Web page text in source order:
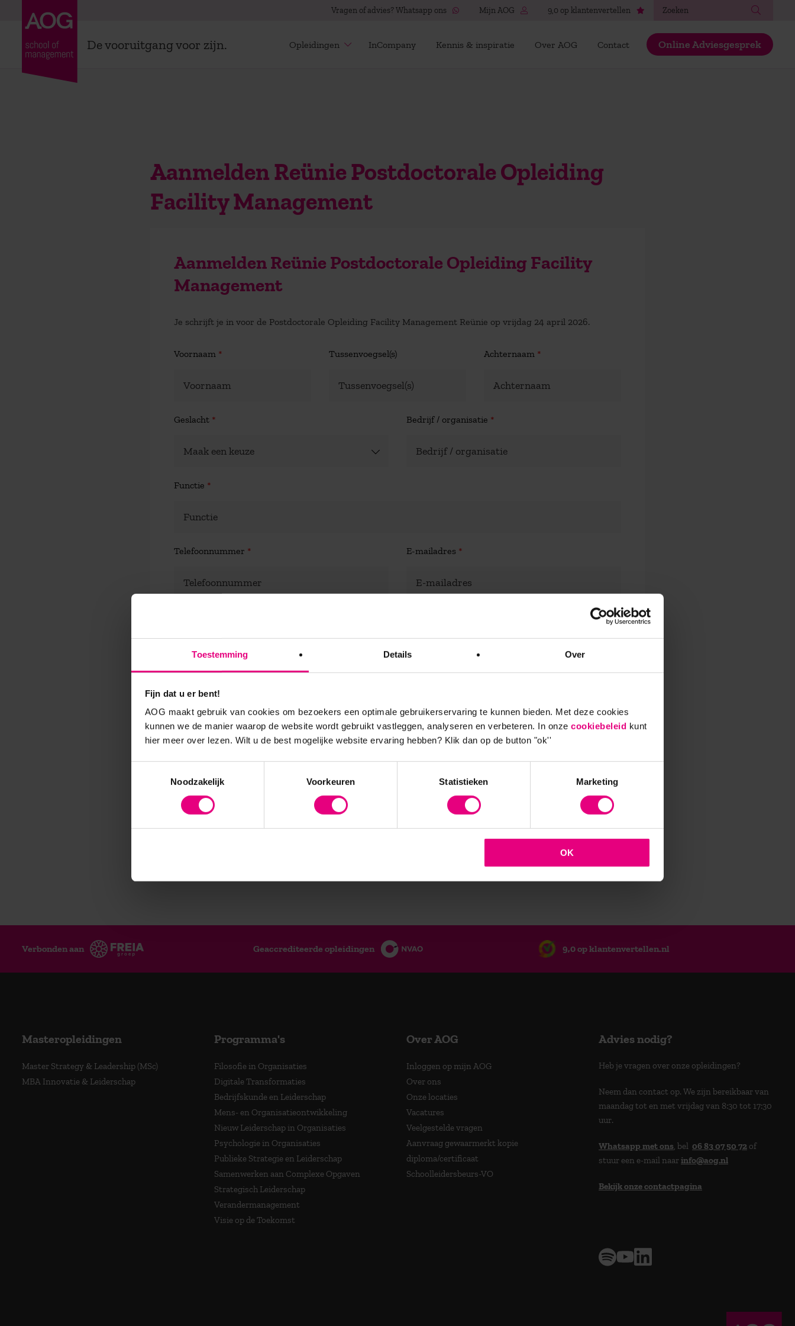
Toestemming Details Over
Fijn dat u er bent!
AOG maakt gebruik van cookies om bezoekers een optimale gebruikerservaring te kunnen bieden. Met deze cookies
kunnen we de manier waarop de website wordt gebruikt vastleggen, analyseren en verbeteren. In onze cookiebeleid kunt
hier meer over lezen. Wilt u de best mogelijke website ervaring hebben? Klik dan op de button "ok''
Noodzakelijk
Voorkeuren Statistieken Marketing
OK
Vragen of advies? Whatsapp ons Mijn AOG 9,0 op klantenvertellen
De vooruitgang voor zijn. Opleidingen InCompany Kennis & inspiratie Over AOG Contact Online Adviesgesprek
Aanmelden Reünie Postdoctorale Opleiding
Facility Management
Aanmelden Reünie Postdoctorale Opleiding Facility
Management
Je schrijft je in voor de Postdoctorale Opleiding Facility Management Reünie op vrijdag 24 april 2026.
Voornaam * Tussenvoegsel(s) Achternaam *
Geslacht * Bedrijf / organisatie *
Functie *
Telefoonnummer * E-mailadres *
Aanvullende opties (De kamerprijs bedraagt €170,00 per kamer, per nacht. Dit is inclusief ontbijt, op basis
Heb je allergieën of dieetwensen waar wij rekening mee moeten houden?
Afronden
Verbonden aan Geaccrediteerde opleidingen 9,0 op klantenvertellen.nl
Masteropleidingen
Master Strategy & Leadership (MSc)
MBA Innovatie & Leiderschap
Programma's
Filosofie in Organisaties
Digitale Transformaties
Bedrijfskunde en Leiderschap
Mens- en Organisatieontwikkeling
Nieuw Leiderschap in Organisaties
Psychologie in Organisaties
Publieke Strategie en Leiderschap
Samenwerken aan Complexe Opgaven
Strategisch Leiderschap
Verandermanagement
Visie op de Toekomst
Over AOG
Inloggen op mijn AOG
Over ons
Onze locaties
Vacatures
Veelgestelde vragen
Aanvraag gewaarmerkt kopie
diploma/certificaat
Schoolleidersbeurs-VO
Advies nodig?
Heb je vragen over onze opleidingen?
Neem dan contact op. We zijn bereikbaar van
maandag tot en met vrijdag van 8:30 tot 17:30
uur.
Whatsapp met ons, bel 06 83 07 50 72 of
stuur een e-mail naarinfo@aog.nl
Bekijk onze contactpagina